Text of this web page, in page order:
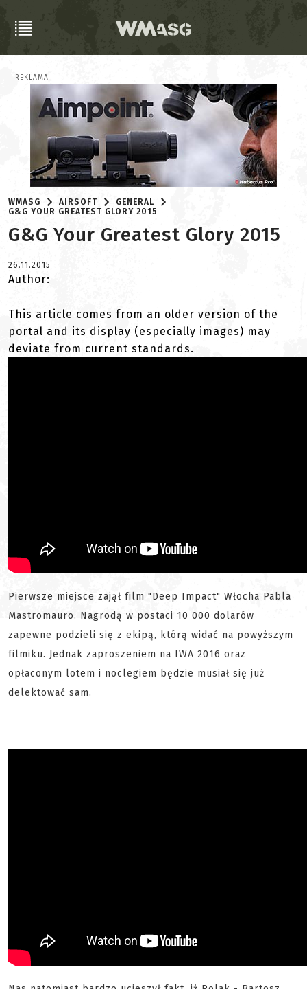
REKLAMA
WMASG AIRSOFT
GENERAL
G&G YOUR GREATEST GLORY 2015
G&G Your Greatest Glory 2015
26.11.2015
Author:
This article comes from an older version of the
portal and its display (especially images) may
deviate from current standards.
Pierwsze miejsce zajął film "Deep Impact" Włocha Pabla
Mastromauro. Nagrodą w postaci 10 000 dolarów
zapewne podzieli się z ekipą, którą widać na powyższym
filmiku. Jednak zaproszeniem na IWA 2016 oraz
opłaconym lotem i noclegiem będzie musiał się już
delektować sam.